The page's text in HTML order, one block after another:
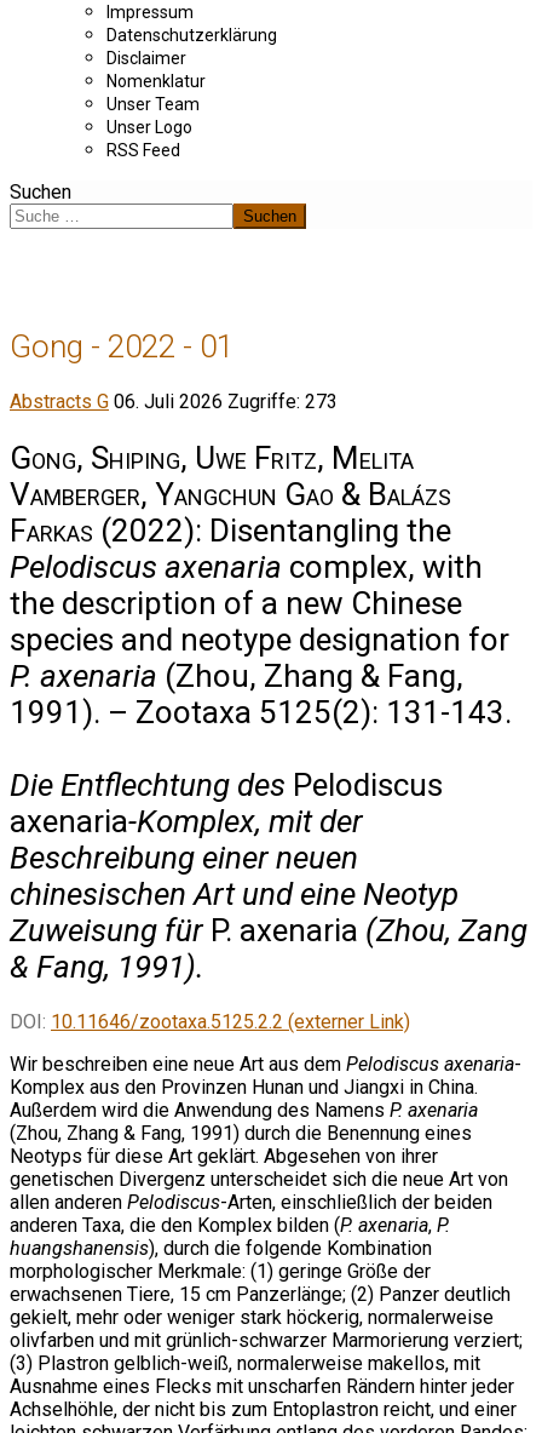
Impressum
Datenschutzerklärung
Disclaimer
Nomenklatur
Unser Team
Unser Logo
RSS Feed
Suchen
Suchen
Gong - 2022 - 01
Abstracts G 06. Juli 2026 Zugriffe: 273
Gong, Shiping, Uwe Fritz, Melita
Vamberger, Yangchun Gao & Balázs
Farkas (2022): Disentangling the
Pelodiscus axenaria complex, with
the description of a new Chinese
species and neotype designation for
P. axenaria (Zhou, Zhang & Fang,
1991). – Zootaxa 5125(2): 131-143.
Die Entflechtung des Pelodiscus
axenaria-Komplex, mit der
Beschreibung einer neuen
chinesischen Art und eine Neotyp
Zuweisung für P. axenaria (Zhou, Zang
& Fang, 1991).
DOI: 10.11646/zootaxa.5125.2.2 (externer Link)
Wir beschreiben eine neue Art aus dem Pelodiscus axenaria-
Komplex aus den Provinzen Hunan und Jiangxi in China.
Außerdem wird die Anwendung des Namens P. axenaria
(Zhou, Zhang & Fang, 1991) durch die Benennung eines
Neotyps für diese Art geklärt. Abgesehen von ihrer
genetischen Divergenz unterscheidet sich die neue Art von
allen anderen Pelodiscus-Arten, einschließlich der beiden
anderen Taxa, die den Komplex bilden (P. axenaria, P.
huangshanensis), durch die folgende Kombination
morphologischer Merkmale: (1) geringe Größe der
erwachsenen Tiere, 15 cm Panzerlänge; (2) Panzer deutlich
gekielt, mehr oder weniger stark höckerig, normalerweise
olivfarben und mit grünlich-schwarzer Marmorierung verziert;
(3) Plastron gelblich-weiß, normalerweise makellos, mit
Ausnahme eines Flecks mit unscharfen Rändern hinter jeder
Achselhöhle, der nicht bis zum Entoplastron reicht, und einer